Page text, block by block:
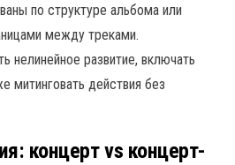
по структуре альбома или
между треками.
нелинейное развитие, включать
митинговать действия без
концерт vs концерт-